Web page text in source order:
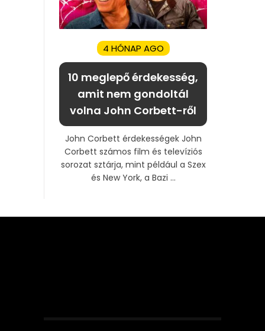
4 HÓNAP AGO
10 meglepő érdekesség,
amit nem gondoltál
volna John Corbett-ről
John Corbett érdekességek John
Corbett számos film és televíziós
sorozat sztárja, mint például a Szex
és New York, a Bazi ...